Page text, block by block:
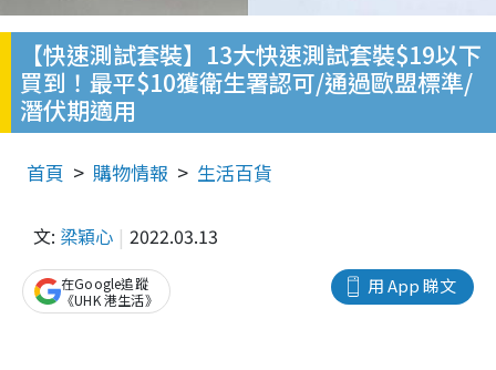
【快速測試套裝】13大快速測試套裝$19以下
買到！最平$10獲衛生署認可/通過歐盟標準/
潛伏期適用
首頁 購物情報 生活百貨
文: 梁穎心 2022.03.13
用 App 睇文
在Google追蹤
《UHK 港生活》